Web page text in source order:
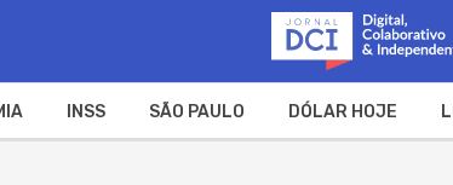
INSS SÃO PAULO DÓLAR HOJE